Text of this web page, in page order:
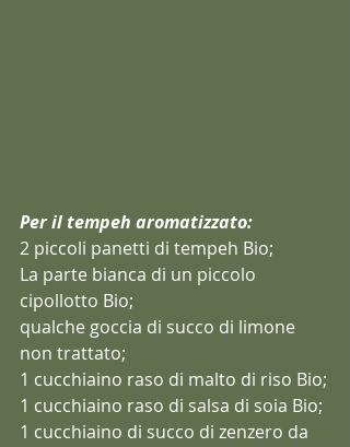
Per il tempeh aromatizzato:
2 piccoli panetti di tempeh Bio;
La parte bianca di un piccolo
cipollotto Bio;
qualche goccia di succo di limone
non trattato;
1 cucchiaino raso di malto di riso Bio;
1 cucchiaino raso di salsa di soia Bio;
1 cucchiaino di succo di zenzero da